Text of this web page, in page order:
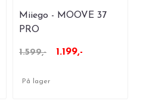
Miiego - MOOVE 37
PRO
1.599,- 1.199,-
På lager